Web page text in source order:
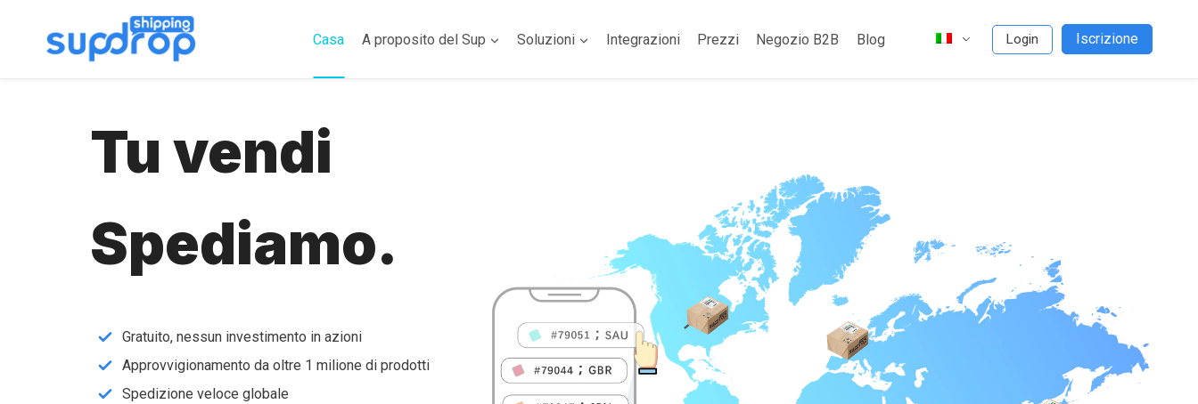
contenuto
Casa A proposito del Sup Soluzioni Integrazioni Prezzi Negozio B2B Blog Login Iscrizione
Tu vendi
Spediamo.
Gratuito, nessun investimento in azioni
Approvvigionamento da oltre 1 milione di prodotti
Spedizione veloce globale